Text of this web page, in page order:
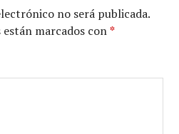
no será publicada.
marcados con*